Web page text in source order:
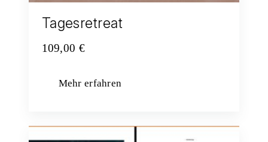
Tagesretreat
109,00 €
Mehr erfahren